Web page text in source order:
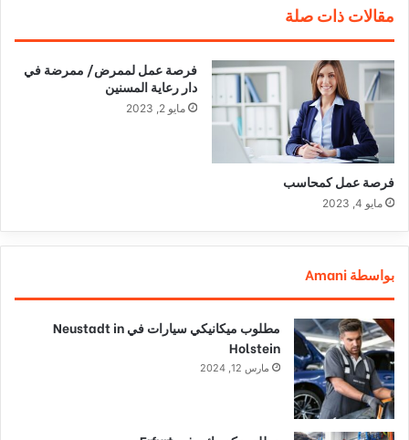
مقالات ذات صلة
فرصة عمل كمحاسب
مايو 4, 2023
فرصة عمل لممرض/ ممرضة في
دار رعاية المسنين
مايو 2, 2023
بواسطة Amani
مطلوب ميكانيكي سيارات في Neustadt in
Holstein
مارس 12, 2024